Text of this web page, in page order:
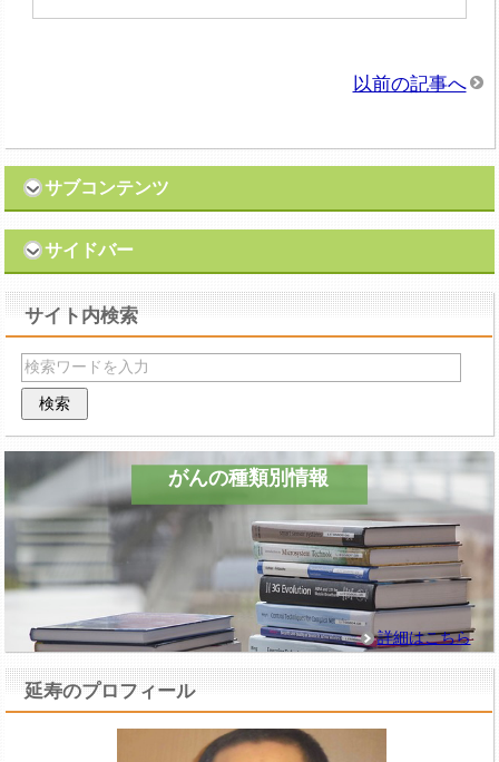
以前の記事へ
サブコンテンツ
サイドバー
サイト内検索
がんの種類別情報
詳細はこちら
延寿のプロフィール